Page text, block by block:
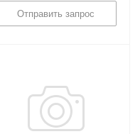
Отправить запрос